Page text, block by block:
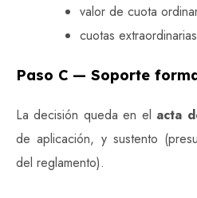
valor de cuota
cuotas
Paso C — Soporte
La decisión queda en el acta
de aplicación, y sustento
del reglamento).